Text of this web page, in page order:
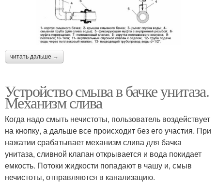
читать дальше →
Устройство смыва в бачке унитаза.
Механизм слива
Когда надо смыть нечистоты, пользователь воздействует
на кнопку, а дальше все происходит без его участия. При
нажатии срабатывает механизм слива для бачка
унитаза, сливной клапан открывается и вода покидает
емкость. Потоки жидкости попадают в чашу и, смыв
нечистоты, отправляются в канализацию.